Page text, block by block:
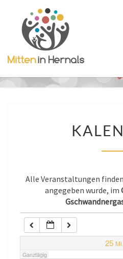
Alle Veranstaltungen
angegeben wurde, im
25 Mi.
Ganztägig
0:00
1:00
2:00
7:00